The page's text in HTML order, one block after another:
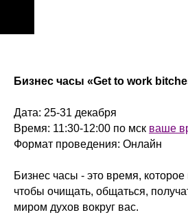
Бизнес часы «Get to work
Дата: 25-31 декабря
Время: 11:30-12:00 по мск ваше
Формат проведения: Онлайн
Бизнес часы - это время,
чтобы очищать, общаться,
миром духов вокруг вас.